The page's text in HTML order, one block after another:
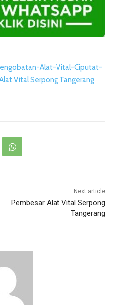
Alat-Vital-Ciputat-
Vital Serpong Tangerang
Next article
Pembesar Alat Vital Serpong
Tangerang